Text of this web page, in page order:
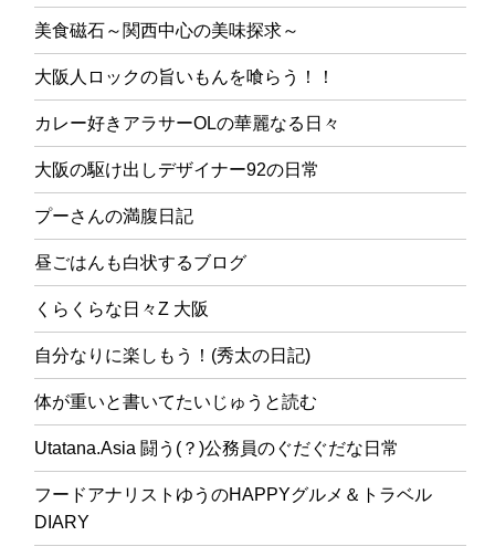
美食磁石～関西中心の美味探求～
大阪人ロックの旨いもんを喰らう！！
カレー好きアラサーOLの華麗なる日々
大阪の駆け出しデザイナー92の日常
プーさんの満腹日記
昼ごはんも白状するブログ
くらくらな日々Z 大阪
自分なりに楽しもう！(秀太の日記)
体が重いと書いてたいじゅうと読む
Utatana.Asia 闘う(？)公務員のぐだぐだな日常
フードアナリストゆうのHAPPYグルメ＆トラベル
DIARY